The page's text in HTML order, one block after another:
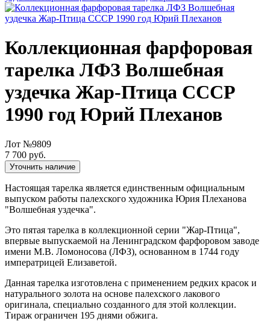
Коллекционная фарфоровая
тарелка ЛФЗ Волшебная
уздечка Жар-Птица СССР
1990 год Юрий Плеханов
Лот №9809
7 700 руб.
Уточнить наличие
Настоящая тарелка является единственным официальным
выпуском работы палехского художника Юрия Плеханова
"Волшебная уздечка".
Это пятая тарелка в коллекционной серии "Жар-Птица",
впервые выпускаемой на Ленинградском фарфоровом заводе
имени М.В. Ломоносова (ЛФЗ), основанном в 1744 году
императрицей Елизаветой.
Данная тарелка изготовлена с применением редких красок и
натурального золота на основе палехского лакового
оригинала, специально созданного для этой коллекции.
Тираж ограничен 195 днями обжига.